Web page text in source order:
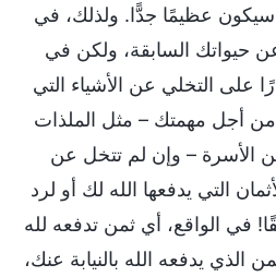
سيكون عظيمًا جدًّا. ولذلك، في
عن حيواتك السابقة، ولكن في
على التخلي عن الأشياء التي
من أجل مهمتك – مثل الملذات
الأسرة – وإن لم تتخل عن
التي يدفعها الله لك أو لرد
في الواقع، أي ثمن تدفعه لله
الذي يدفعه الله بالنيابة عنك،